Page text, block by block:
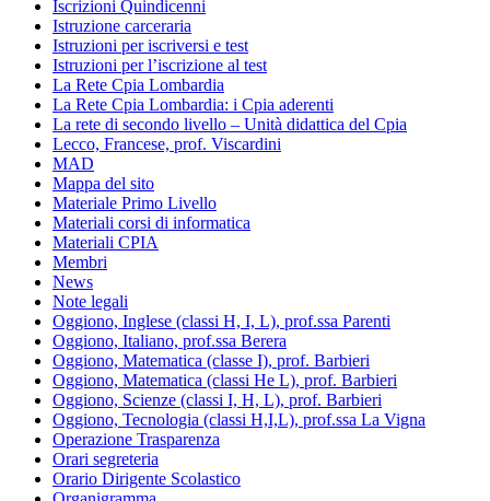
Iscrizioni Quindicenni
Istruzione carceraria
Istruzioni per iscriversi e test
Istruzioni per l’iscrizione al test
La Rete Cpia Lombardia
La Rete Cpia Lombardia: i Cpia aderenti
La rete di secondo livello – Unità didattica del Cpia
Lecco, Francese, prof. Viscardini
MAD
Mappa del sito
Materiale Primo Livello
Materiali corsi di informatica
Materiali CPIA
Membri
News
Note legali
Oggiono, Inglese (classi H, I, L), prof.ssa Parenti
Oggiono, Italiano, prof.ssa Berera
Oggiono, Matematica (classe I), prof. Barbieri
Oggiono, Matematica (classi He L), prof. Barbieri
Oggiono, Scienze (classi I, H, L), prof. Barbieri
Oggiono, Tecnologia (classi H,I,L), prof.ssa La Vigna
Operazione Trasparenza
Orari segreteria
Orario Dirigente Scolastico